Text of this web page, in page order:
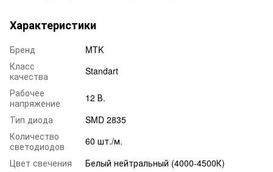
Характеристики
Бренд
MTK
Класс
качества
Standart
Рабочее
напряжение
12 В.
Тип диода
SMD 2835
Количество
светодиодов
60 шт./м.
Цвет свечения
Белый нейтральный (4000-4500К)